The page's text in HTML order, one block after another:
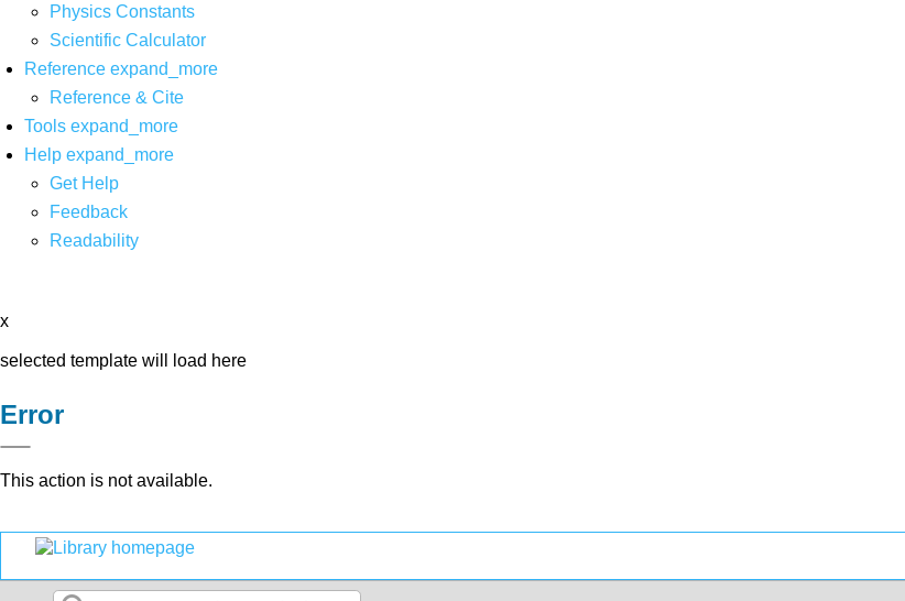
Physics Constants
Scientific Calculator
Reference expand_more
Reference & Cite
Tools expand_more
Help expand_more
Get Help
Feedback
Readability
x
selected template will load here
Error
This action is not available.